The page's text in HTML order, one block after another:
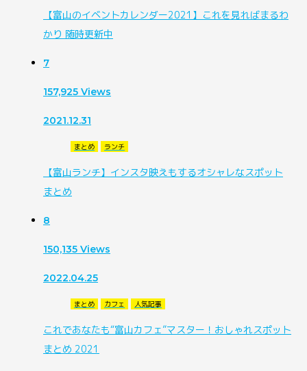
【富山のイベントカレンダー2021】これを見ればまるわ
かり 随時更新中
7
157,925 Views
2021.12.31
まとめ ランチ
【富山ランチ】インスタ映えもするオシャレなスポット
まとめ
8
150,135 Views
2022.04.25
まとめ カフェ 人気記事
これであなたも“富山カフェ”マスター！おしゃれスポット
まとめ 2021